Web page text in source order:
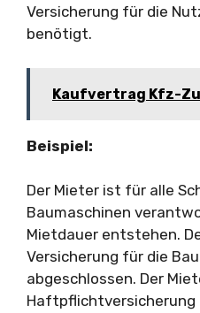
Versicherung für die
benötigt.
Kaufvertrag Kfz-
Beispiel:
Der Mieter ist für alle
Baumaschinen
Mietdauer entstehen.
Versicherung für die
abgeschlossen. Der
Haftpflichtversicherung